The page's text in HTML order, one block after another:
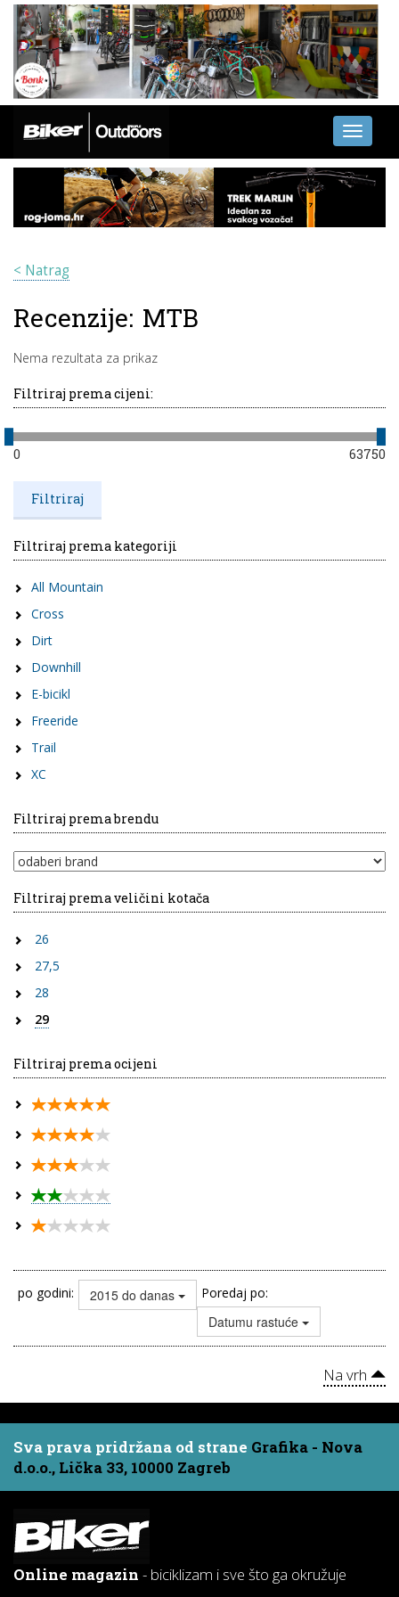
Toggle
< Natrag
Recenzije: MTB
Nema rezultata za prikaz
Filtriraj prema cijeni:
0 63750
Filtriraj prema kategoriji
All Mountain
Cross
Dirt
Downhill
E-bicikl
Freeride
Trail
XC
Filtriraj prema brendu
Filtriraj prema veličini kotača
26
27,5
28
29
Filtriraj prema ocijeni
po godini: 2015 do danas Poredaj po:
Datumu rastuće
Na vrh
Sva prava pridržana od strane Grafika - Nova
d.o.o., Lička 33, 10000 Zagreb
Online magazin - biciklizam i sve što ga okružuje